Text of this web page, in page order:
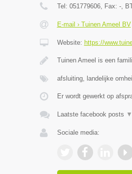
Tel: 051779606, Fax: -,
E-mail › Tuinen Ameel BV
Website: https://
Tuinen Ameel is een
afsluiting, landelijke
Er wordt gewerkt op
Laatste facebook posts ▼
Sociale media: